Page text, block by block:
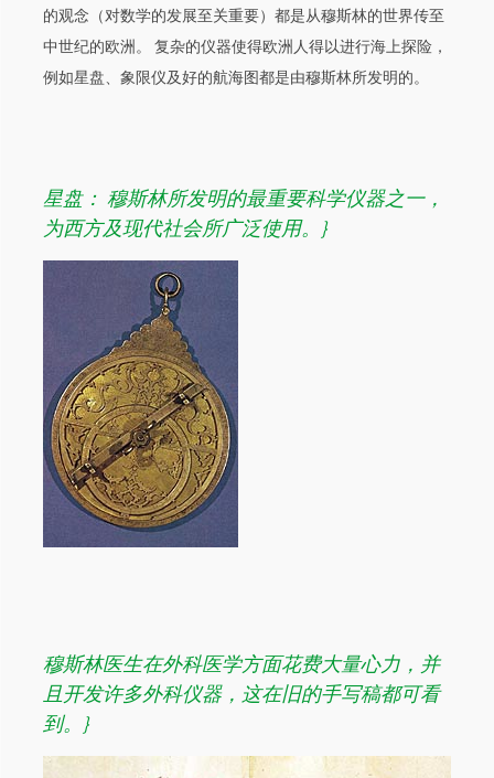
的观念（对数学的发展至关重要）都是从穆斯林的世界传至
中世纪的欧洲。 复杂的仪器使得欧洲人得以进行海上探险，
例如星盘、象限仪及好的航海图都是由穆斯林所发明的。
星盘： 穆斯林所发明的最重要科学仪器之一，
为西方及现代社会所广泛使用。}
穆斯林医生在外科医学方面花费大量心力，并
且开发许多外科仪器，这在旧的手写稿都可看
到。}